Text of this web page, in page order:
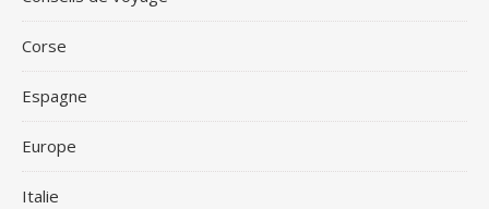
Corse
Espagne
Europe
Italie